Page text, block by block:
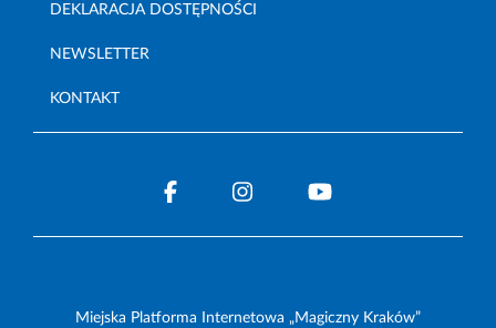
DEKLARACJA DOSTĘPNOŚCI
NEWSLETTER
KONTAKT
Miejska Platforma Internetowa „Magiczny Kraków”